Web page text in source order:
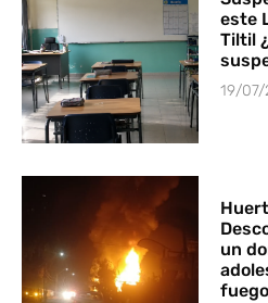
este
Tiltil
19/
un